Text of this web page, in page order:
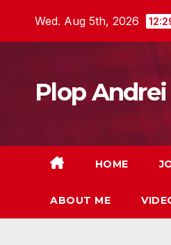
Wed. Aug 5th, 2026
Plop Andrei
HOME
ABOUT ME